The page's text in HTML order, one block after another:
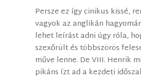
Persze ez így cinikus kissé,
vagyok az anglikán
lehet leírást adni úgy róla,
szexőrült és többszörös
műve lenne. De VIII. Henrik
pikáns ízt ad a kezdeti